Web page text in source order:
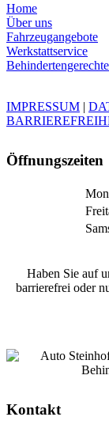
Home
Über uns
Fahrzeugangebote
Werkstattservice
IMPRESSUM |
Öffnungszeiten
Haben Sie auf
barrierefrei oder
Kontakt